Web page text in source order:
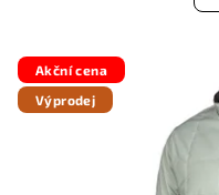
Akční cena
Výprodej